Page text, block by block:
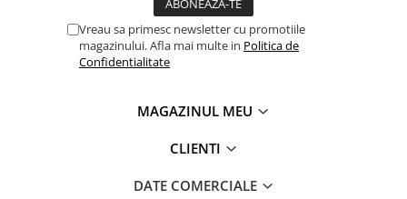
Vreau sa primesc newsletter cu promotiile
magazinului. Afla mai multe in Politica de
Confidentialitate
MAGAZINUL MEU
CLIENTI
DATE COMERCIALE